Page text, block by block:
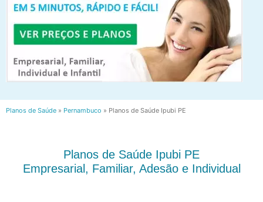
Planos de Saúde » Pernambuco » Planos de Saúde Ipubi PE
Planos de Saúde Ipubi PE
Empresarial, Familiar, Adesão e Individual